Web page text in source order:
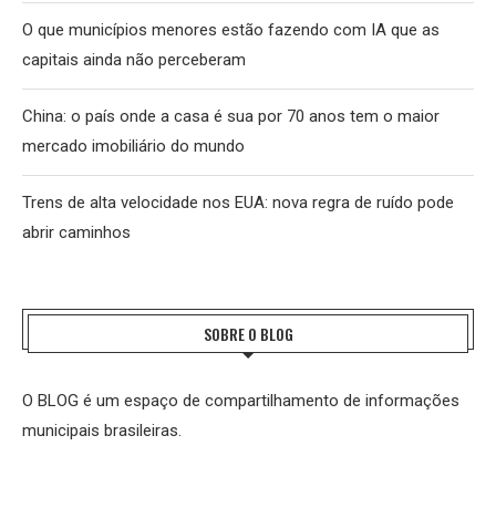
O que municípios menores estão fazendo com IA que as
capitais ainda não perceberam
China: o país onde a casa é sua por 70 anos tem o maior
mercado imobiliário do mundo
Trens de alta velocidade nos EUA: nova regra de ruído pode
abrir caminhos
SOBRE O BLOG
O BLOG é um espaço de compartilhamento de informações
municipais brasileiras.